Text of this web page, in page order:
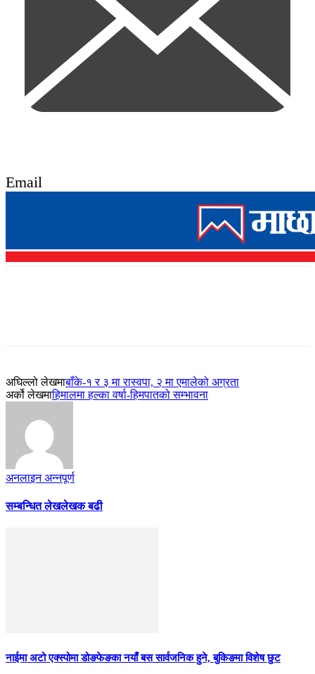
Email
अघिल्लो लेखमाबाँके-१ र ३ मा रास्वपा, २ मा एमालेको अग्रता
अर्को लेखमाहिमालमा हल्का वर्षा-हिमपातको सम्भावना
अनलाइन अन्नपूर्ण
सम्बन्धित लेखलेखक बढी
नाईमा अटो एक्स्पोमा डोङफेङका नयाँ बस सार्वजनिक हुने, बुकिङमा विशेष छुट